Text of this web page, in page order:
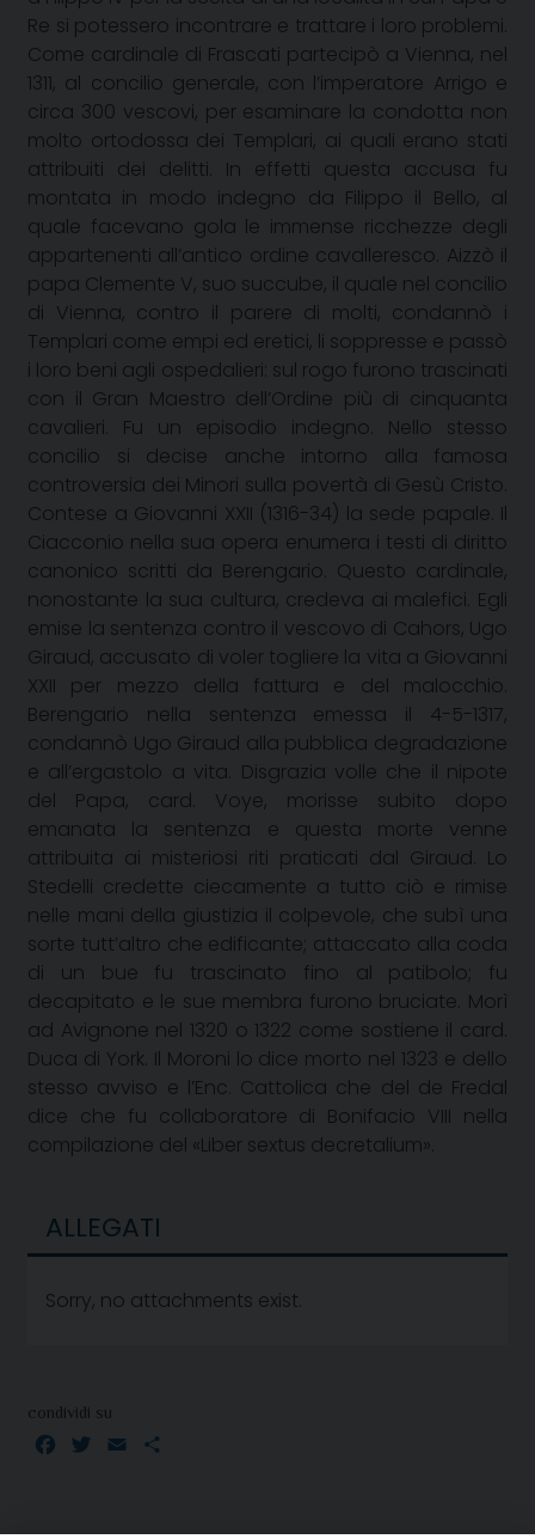
Re si potessero incontrare e trattare i loro problemi.
Come cardinale di Frascati partecipò a Vienna, nel
1311, al concilio generale, con l’imperatore Arrigo e
circa 300 vescovi, per esaminare la condotta non
molto ortodossa dei Templari, ai quali erano stati
attribuiti dei delitti. In effetti questa accusa fu
montata in modo indegno da Filippo il Bello, al
quale facevano gola le immense ricchezze degli
appartenenti all’antico ordine cavalleresco. Aizzò il
papa Clemente V, suo succube, il quale nel concilio
di Vienna, contro il parere di molti, condannò i
Templari come empi ed eretici, li soppresse e passò
i loro beni agli ospedalieri: sul rogo furono trascinati
con il Gran Maestro dell’Ordine più di cinquanta
cavalieri. Fu un episodio indegno. Nello stesso
concilio si decise anche intorno alla famosa
controversia dei Minori sulla povertà di Gesù Cristo.
Contese a Giovanni XXII (1316-34) la sede papale. Il
Ciacconio nella sua opera enumera i testi di diritto
canonico scritti da Berengario. Questo cardinale,
nonostante la sua cultura, credeva ai malefici. Egli
emise la sentenza contro il vescovo di Cahors, Ugo
Giraud, accusato di voler togliere la vita a Giovanni
XXII per mezzo della fattura e del malocchio.
Berengario nella sentenza emessa il 4-5-1317,
condannò Ugo Giraud alla pubblica degradazione
e all’ergastolo a vita. Disgrazia volle che il nipote
del Papa, card. Voye, morisse subito dopo
emanata la sentenza e questa morte venne
attribuita ai misteriosi riti praticati dal Giraud. Lo
Stedelli credette ciecamente a tutto ciò e rimise
nelle mani della giustizia il colpevole, che subì una
sorte tutt’altro che edificante; attaccato alla coda
di un bue fu trascinato fino al patibolo; fu
decapitato e le sue membra furono bruciate. Morì
ad Avignone nel 1320 o 1322 come sostiene il card.
Duca di York. Il Moroni lo dice morto nel 1323 e dello
stesso avviso e l’Enc. Cattolica che del de Fredal
dice che fu collaboratore di Bonifacio VIII nella
compilazione del «Liber sextus decretalium».
ALLEGATI
Sorry, no attachments exist.
condividi su
Facebook
TwitterEmail